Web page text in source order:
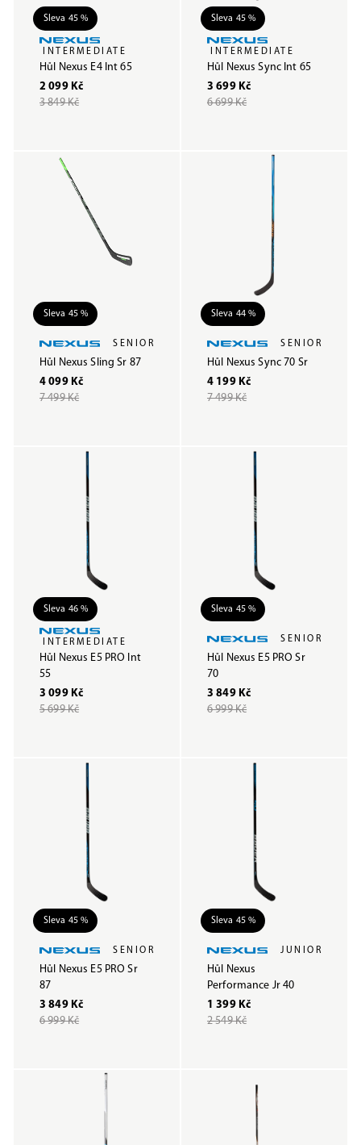
Sleva 45 %
INTERMEDIATE
Hůl Nexus E4 Int 65
2 099 Kč
3 849 Kč
Sleva 45 %
INTERMEDIATE
Hůl Nexus Sync Int 65
3 699 Kč
6 699 Kč
Sleva 45 %
SENIOR
Hůl Nexus Sling Sr 87
4 099 Kč
7 499 Kč
Sleva 44 %
SENIOR
Hůl Nexus Sync 70 Sr
4 199 Kč
7 499 Kč
Sleva 46 %
INTERMEDIATE
Hůl Nexus E5 PRO Int
55
3 099 Kč
5 699 Kč
Sleva 45 %
SENIOR
Hůl Nexus E5 PRO Sr
70
3 849 Kč
6 999 Kč
Sleva 45 %
SENIOR
Hůl Nexus E5 PRO Sr
87
3 849 Kč
6 999 Kč
Sleva 45 %
JUNIOR
Hůl Nexus
Performance Jr 40
1 399 Kč
2 549 Kč